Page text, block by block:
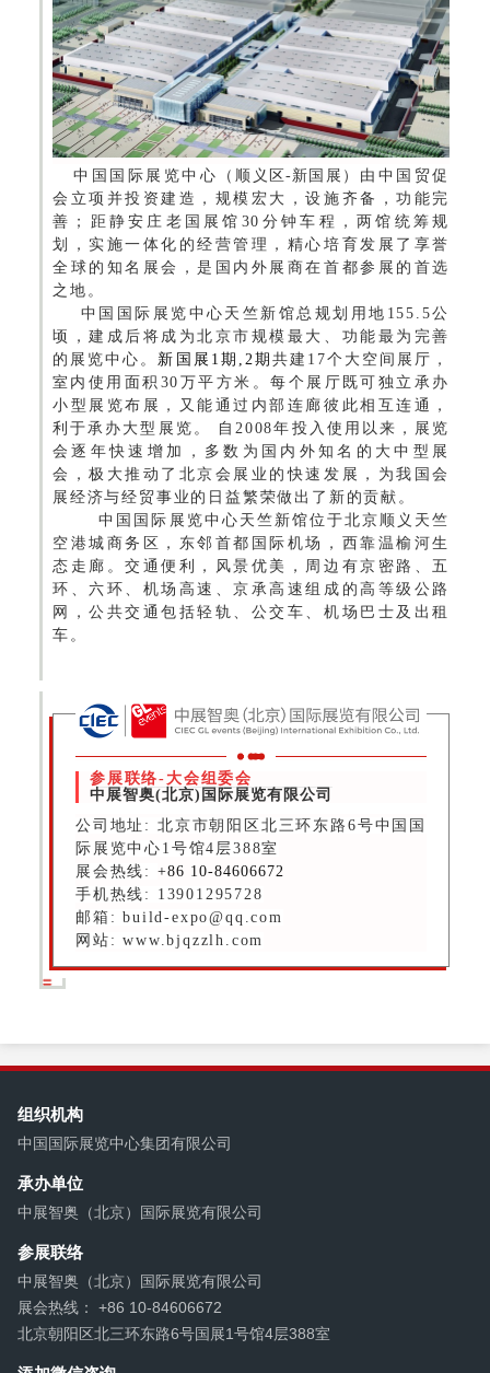
中国国际展览中心（ 顺义区-新国展 ）由中国贸促
会立项并投资建造，规模宏大，设施齐备，功能完
善；距静安庄老国展馆30分钟车程，两馆统筹规
划，实施一体化的经营管理，精心培育发展了享誉
全球的知名展会，是国内外展商在首都参展的首选
之地。
中国国际展览中心天竺新馆总规划用地155.5公
顷，建成后将成为北京市规模最大、功能最为完善
的展览中心。 新国展1期,2期 共建17个大空间展厅，
室内使用面积30万平方米。每个展厅既可独立承办
小型展览布展，又能通过内部连廊彼此相互连通，
利于承办大型展览。 自2008年投入使用以来，展览
会逐年快速增加，多数为国内外知名的大中型展
会，极大推动了北京会展业的快速发展，为我国会
展经济与经贸事业的日益繁荣做出了新的贡献。
中国国际展览中心天竺新馆位于北京顺义天竺
空港城商务区，东邻首都国际机场，西靠温榆河生
态走廊。交通便利，风景优美，周边有京密路、五
环、六环、机场高速、京承高速组成的高等级公路
网，公共交通包括轻轨、公交车、机场巴士及出租
车。
参展联络-大会组委会
中展智奥(北京)国际展览有限公司
公司地址: 北京市朝阳区北三环东路6号中国国
际展览中心1号馆4层388室
展会热线: +86 10-84606672
手机热线: 13901295728
邮箱: build-expo@qq.com
网站: www.bjqzzlh.com
组织机构
中国国际展览中心集团有限公司
承办单位
中展智奥（北京）国际展览有限公司
参展联络
中展智奥（北京）国际展览有限公司
展会热线： +86 10-84606672
北京朝阳区北三环东路6号国展1号馆4层388室